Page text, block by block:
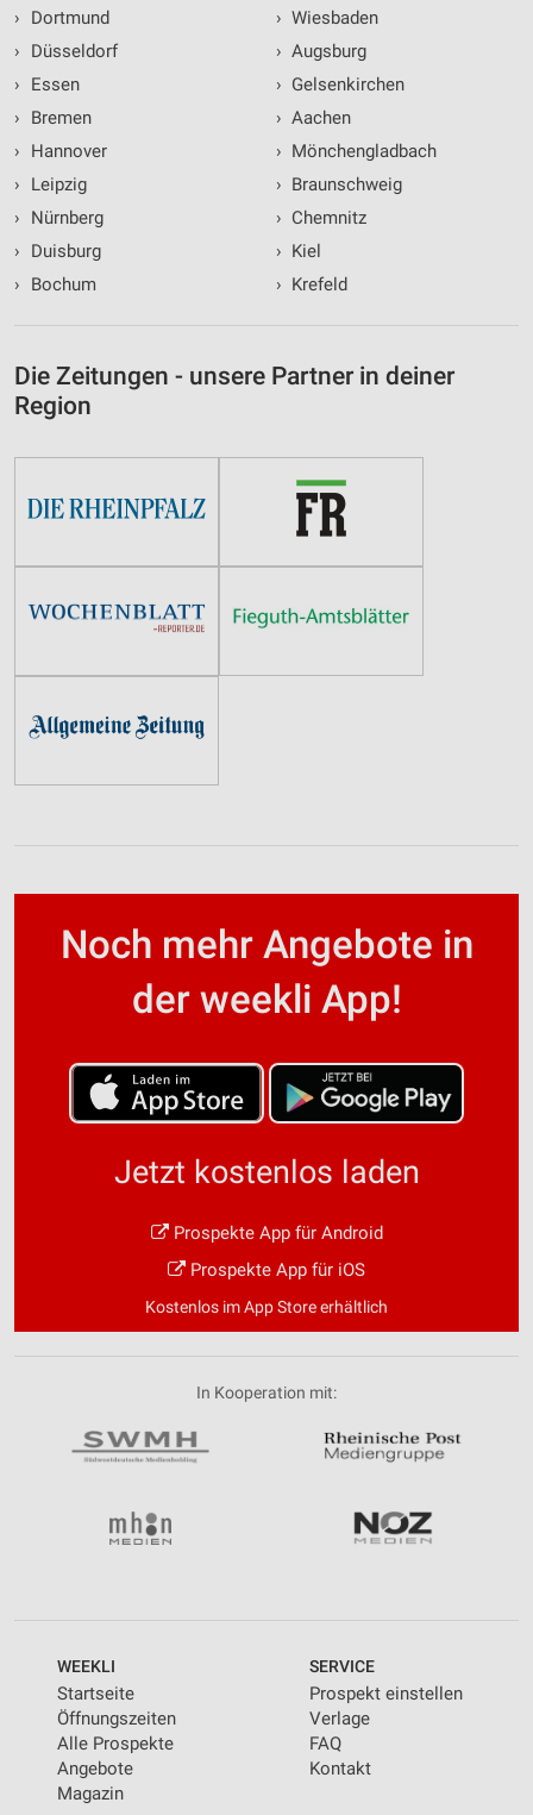
›
Dortmund
›
Düsseldorf
›
Essen
›
Bremen
›
Hannover
›
Leipzig
›
Nürnberg
›
Duisburg
›
Bochum
› Wiesbaden
› Augsburg
› Gelsenkirchen
› Aachen
› Mönchengladbach
› Braunschweig
› Chemnitz
› Kiel
› Krefeld
Die Zeitungen - unsere Partner in deiner
Region
Noch mehr Angebote in
der weekli App!
Jetzt kostenlos laden
Prospekte App für Android
Prospekte App für iOS
Kostenlos im App Store erhältlich
In Kooperation mit:
WEEKLI
Startseite
Öffnungszeiten
Alle Prospekte
Angebote
Magazin
SERVICE
Prospekt einstellen
Verlage
FAQ
Kontakt